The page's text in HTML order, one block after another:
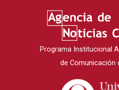
Programa Institucional
de Comunicación